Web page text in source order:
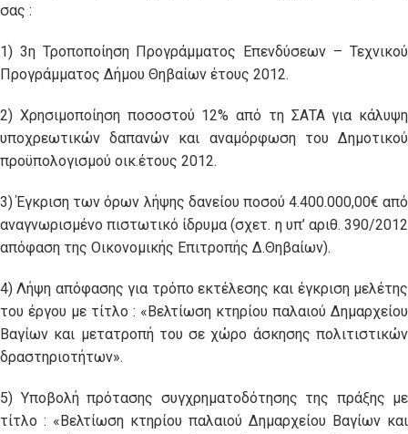
σας :
1) 3η Τροποποίηση Προγράμματος Επενδύσεων – Τεχνικού
Προγράμματος Δήμου Θηβαίων έτους 2012.
2) Χρησιμοποίηση ποσοστού 12% από τη ΣΑΤΑ για κάλυψη
υποχρεωτικών δαπανών και αναμόρφωση του Δημοτικού
προϋπολογισμού οικ.έτους 2012.
3) Έγκριση των όρων λήψης δανείου ποσού 4.400.000,00€ από
αναγνωρισμένο πιστωτικό ίδρυμα (σχετ. η υπ’ αριθ. 390/2012
απόφαση της Οικονομικής Επιτροπής Δ.Θηβαίων).
4) Λήψη απόφασης για τρόπο εκτέλεσης και έγκριση μελέτης
του έργου με τίτλο : «Βελτίωση κτηρίου παλαιού Δημαρχείου
Βαγίων και μετατροπή του σε χώρο άσκησης πολιτιστικών
δραστηριοτήτων».
5) Υποβολή πρότασης συγχρηματοδότησης της πράξης με
τίτλο : «Βελτίωση κτηρίου παλαιού Δημαρχείου Βαγίων και